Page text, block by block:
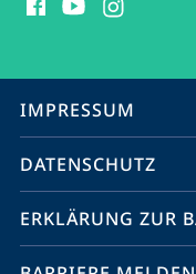
Media
Service-
Navigation
IMPRESSUM
DATENSCHUTZ
ERKLÄRUNG ZUR